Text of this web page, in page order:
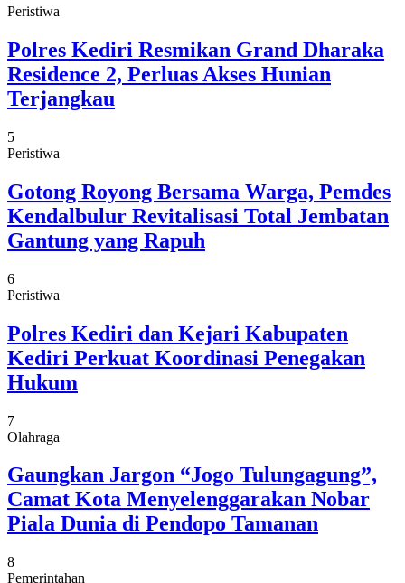
Peristiwa
Polres Kediri Resmikan Grand Dharaka
Residence 2, Perluas Akses Hunian
Terjangkau
5
Peristiwa
Gotong Royong Bersama Warga, Pemdes
Kendalbulur Revitalisasi Total Jembatan
Gantung yang Rapuh
6
Peristiwa
Polres Kediri dan Kejari Kabupaten
Kediri Perkuat Koordinasi Penegakan
Hukum
7
Olahraga
Gaungkan Jargon “Jogo Tulungagung”,
Camat Kota Menyelenggarakan Nobar
Piala Dunia di Pendopo Tamanan
8
Pemerintahan